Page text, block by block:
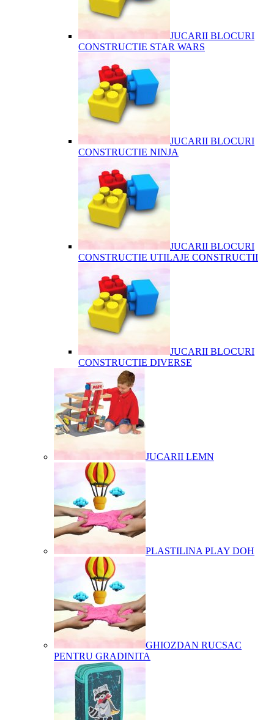
JUCARII BLOCURI
CONSTRUCTIE STAR WARS
JUCARII BLOCURI
CONSTRUCTIE NINJA
JUCARII BLOCURI
CONSTRUCTIE UTILAJE CONSTRUCTII
JUCARII BLOCURI
CONSTRUCTIE DIVERSE
JUCARII LEMN
PLASTILINA PLAY DOH
GHIOZDAN RUCSAC
PENTRU GRADINITA